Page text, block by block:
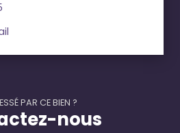
PAR CE BIEN ?
nous